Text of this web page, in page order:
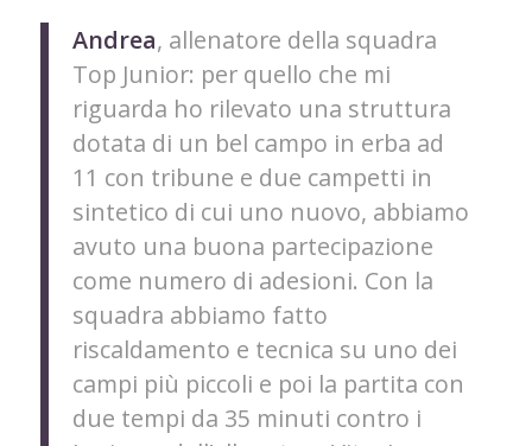
Andrea, allenatore della squadra
Top Junior: per quello che mi
riguarda ho rilevato una struttura
dotata di un bel campo in erba ad
11 con tribune e due campetti in
sintetico di cui uno nuovo, abbiamo
avuto una buona partecipazione
come numero di adesioni. Con la
squadra abbiamo fatto
riscaldamento e tecnica su uno dei
campi più piccoli e poi la partita con
due tempi da 35 minuti contro i